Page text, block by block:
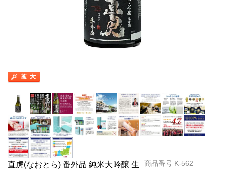
直虎(なおとら) 番外品 純米大吟醸 生
商品番号 K-562